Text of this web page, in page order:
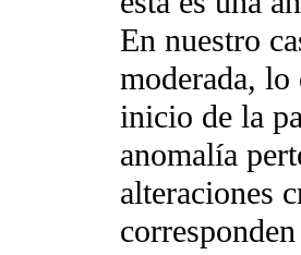
En nuestro
moderada, lo
inicio de la
anomalía
alteraciones